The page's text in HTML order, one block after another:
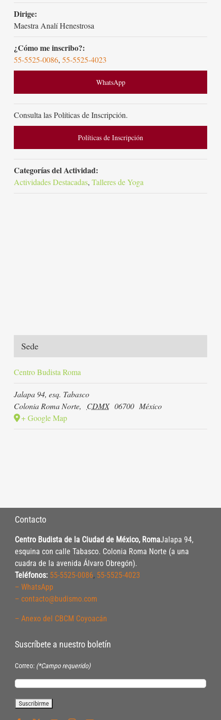
Dirige:
Maestra Analí Henestrosa
¿Cómo me inscribo?:
55-5525-0086,55-5525-4023
WhatsApp
Consulta las Políticas de Inscripción.
Políticas de Inscripción
Categorías del Actividad:
Actividades Destacadas,Talleres de Yoga
Sede
Centro Budista Roma
Jalapa 94, esq. Tabasco
Colonia Roma Norte, CDMX 06700 México
+ Google Map
Contacto
Centro Budista de la Ciudad de México, RomaJalapa 94,
esquina con calle Tabasco. Colonia Roma Norte (a una
cuadra de la avenida Álvaro Obregón).
Teléfonos: 55-5525-0086, 55-5525-4023
– WhatsApp
– contacto@budismo.com
– Anexo del CBCM Coyoacán
Suscríbete a nuestro boletín
Correo: (*Campo requerido)